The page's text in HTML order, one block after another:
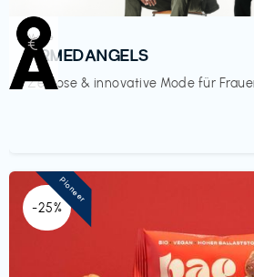
Mode
ARMEDANGELS
Zeitlose & innovative Mode für
€‎
-25%
Pioneer